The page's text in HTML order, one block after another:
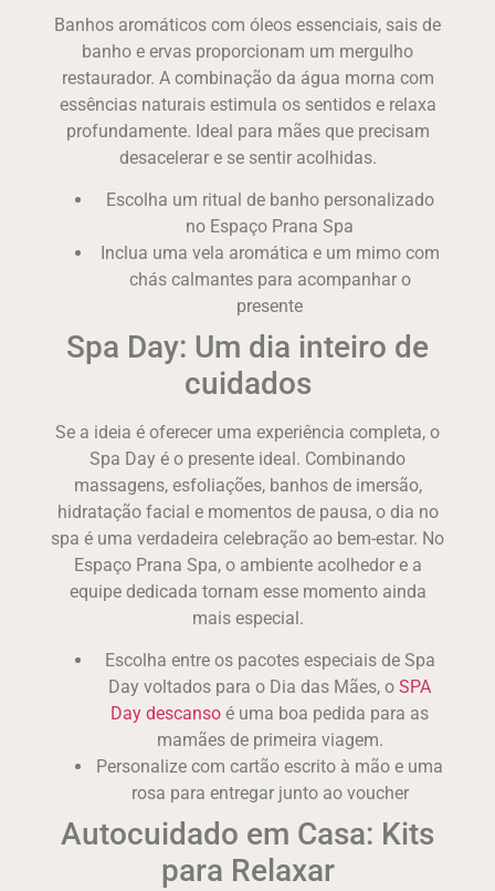
Banhos aromáticos com óleos essenciais, sais de
banho e ervas proporcionam um mergulho
restaurador. A combinação da água morna com
essências naturais estimula os sentidos e relaxa
profundamente. Ideal para mães que precisam
desacelerar e se sentir acolhidas.
Escolha um ritual de banho personalizado
no Espaço Prana Spa
Inclua uma vela aromática e um mimo com
chás calmantes para acompanhar o
presente
Spa Day: Um dia inteiro de
cuidados
Se a ideia é oferecer uma experiência completa, o
Spa Day é o presente ideal. Combinando
massagens, esfoliações, banhos de imersão,
hidratação facial e momentos de pausa, o dia no
spa é uma verdadeira celebração ao bem-estar. No
Espaço Prana Spa, o ambiente acolhedor e a
equipe dedicada tornam esse momento ainda
mais especial.
Escolha entre os pacotes especiais de Spa
Day voltados para o Dia das Mães, o SPA
Day descanso é uma boa pedida para as
mamães de primeira viagem.
Personalize com cartão escrito à mão e uma
rosa para entregar junto ao voucher
Autocuidado em Casa: Kits
para Relaxar